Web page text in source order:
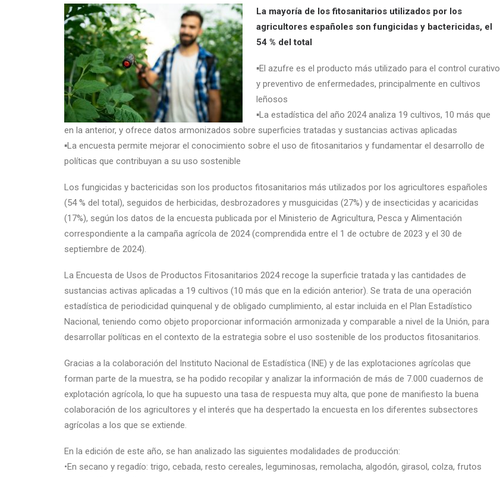
La mayoría de los fitosanitarios utilizados por los
agricultores españoles son fungicidas y bactericidas, el
54 % del total
▪El azufre es el producto más utilizado para el control curativo
y preventivo de enfermedades, principalmente en cultivos
leñosos
▪La estadística del año 2024 analiza 19 cultivos, 10 más que
en la anterior, y ofrece datos armonizados sobre superficies tratadas y sustancias activas aplicadas
▪La encuesta permite mejorar el conocimiento sobre el uso de fitosanitarios y fundamentar el desarrollo de
políticas que contribuyan a su uso sostenible
Los fungicidas y bactericidas son los productos fitosanitarios más utilizados por los agricultores españoles
(54 % del total), seguidos de herbicidas, desbrozadores y musguicidas (27%) y de insecticidas y acaricidas
(17%), según los datos de la encuesta publicada por el Ministerio de Agricultura, Pesca y Alimentación
correspondiente a la campaña agrícola de 2024 (comprendida entre el 1 de octubre de 2023 y el 30 de
septiembre de 2024).
La Encuesta de Usos de Productos Fitosanitarios 2024 recoge la superficie tratada y las cantidades de
sustancias activas aplicadas a 19 cultivos (10 más que en la edición anterior). Se trata de una operación
estadística de periodicidad quinquenal y de obligado cumplimiento, al estar incluida en el Plan Estadístico
Nacional, teniendo como objeto proporcionar información armonizada y comparable a nivel de la Unión, para
desarrollar políticas en el contexto de la estrategia sobre el uso sostenible de los productos fitosanitarios.
Gracias a la colaboración del Instituto Nacional de Estadística (INE) y de las explotaciones agrícolas que
forman parte de la muestra, se ha podido recopilar y analizar la información de más de 7.000 cuadernos de
explotación agrícola, lo que ha supuesto una tasa de respuesta muy alta, que pone de manifiesto la buena
colaboración de los agricultores y el interés que ha despertado la encuesta en los diferentes subsectores
agrícolas a los que se extiende.
En la edición de este año, se han analizado las siguientes modalidades de producción:
•En secano y regadío: trigo, cebada, resto cereales, leguminosas, remolacha, algodón, girasol, colza, frutos